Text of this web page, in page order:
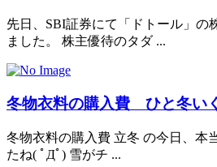
先日、SBI証券にて「ドトール」の
ました。 株主優待のタダ ...
冬物衣料の購入費 ひと冬い
冬物衣料の購入費 立冬 の今日、本
たね( ﾟДﾟ) 雪がチ ...